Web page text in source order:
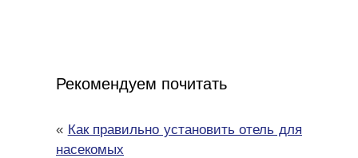
Рекомендуем почитать
« Как правильно установить отель для
насекомых